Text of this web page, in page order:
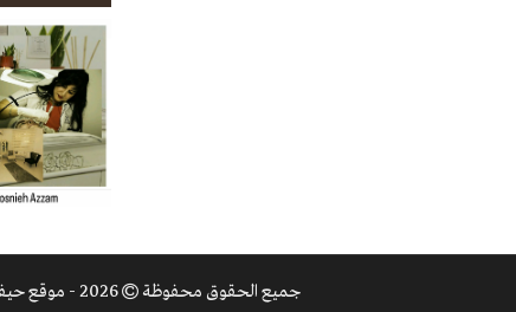
جميع الحقوق محفوظة